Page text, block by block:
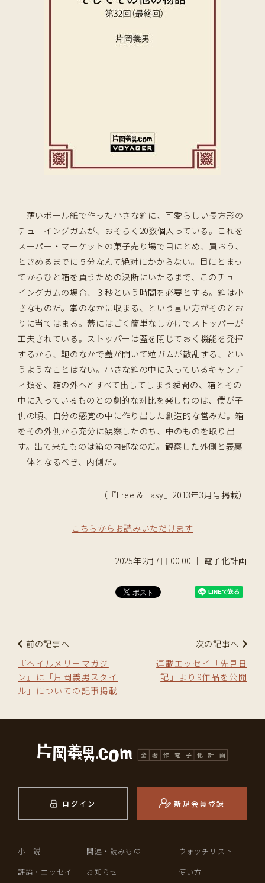
薄いボール紙で作った小さな箱に、可愛らしい長方形の
チューイングガムが、おそらく20数個入っている。これを
スーパー・マーケットの菓子売り場で目にとめ、買おう、
ときめるまでに５分なんて絶対にかからない。目にとまっ
てからひと箱を買うための決断にいたるまで、このチュー
イングガムの場合、３秒という時間を必要とする。箱は小
さなものだ。掌のなかに収まる、という言い方がそのとお
りに当てはまる。蓋にはごく簡単なしかけでストッパーが
工夫されている。ストッパーは蓋を閉じておく機能を発揮
するから、鞄のなかで蓋が開いて粒ガムが散乱する、とい
うようなことはない。小さな箱の中に入っているキャンデ
ィ類を、箱の外へとすべて出してしまう瞬間の、箱とその
中に入っているものとの劇的な対比を楽しむのは、僕が子
供の頃、自分の感覚の中に作り出した創造的な営みだ。箱
をその外側から充分に観察したのち、中のものを取り出
す。出て来たものは箱の内部なのだ。観察した外側と表裏
一体となるべき、内側だ。
（『Free & Easy』2013年3月号掲載）
こちらからお読みいただけます
2025年2月7日 00:00 ｜ 電子化計画
前の記事へ
『ヘイルメリーマガジ
ン』に「片岡義男スタイ
ル」についての記事掲載
次の記事へ
連載エッセイ「先見日
記」より9作品を公開
ログイン 新規会員登録
小 説
評論・エッセイ
関連・読みもの
お知らせ
ウォッチリスト
使い方